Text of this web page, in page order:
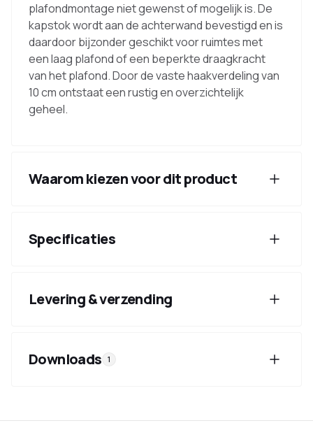
plafondmontage niet gewenst of mogelijk is. De
kapstok wordt aan de achterwand bevestigd en is
daardoor bijzonder geschikt voor ruimtes met
een laag plafond of een beperkte draagkracht
van het plafond. Door de vaste haakverdeling van
10 cm ontstaat een rustig en overzichtelijk
geheel.
Waarom kiezen voor dit product
Specificaties
Levering & verzending
Downloads 1